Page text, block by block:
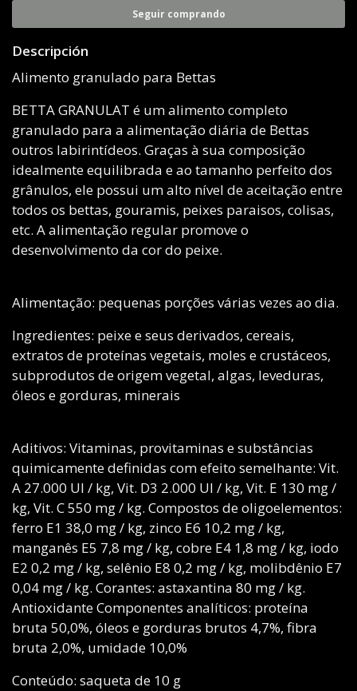
Seguir comprando
Descripción
Alimento granulado para Bettas
BETTA GRANULAT é um alimento completo
granulado para a alimentação diária de Bettas
outros labirintídeos. Graças à sua composição
idealmente equilibrada e ao tamanho perfeito dos
grânulos, ele possui um alto nível de aceitação entre
todos os bettas, gouramis, peixes paraisos, colisas,
etc. A alimentação regular promove o
desenvolvimento da cor do peixe.
Alimentação: pequenas porções várias vezes ao dia.
Ingredientes: peixe e seus derivados, cereais,
extratos de proteínas vegetais, moles e crustáceos,
subprodutos de origem vegetal, algas, leveduras,
óleos e gorduras, minerais
Aditivos: Vitaminas, provitaminas e substâncias
quimicamente definidas com efeito semelhante: Vit.
A 27.000 UI / kg, Vit. D3 2.000 UI / kg, Vit. E 130 mg /
kg, Vit. C 550 mg / kg. Compostos de oligoelementos:
ferro E1 38,0 mg / kg, zinco E6 10,2 mg / kg,
manganês E5 7,8 mg / kg, cobre E4 1,8 mg / kg, iodo
E2 0,2 ​​mg / kg, selênio E8 0,2 mg / kg, molibdênio E7
0,04 mg / kg. Corantes: astaxantina 80 mg / kg.
Antioxidante Componentes analíticos: proteína
bruta 50,0%, óleos e gorduras brutos 4,7%, fibra
bruta 2,0%, umidade 10,0%
Conteúdo: saqueta de 10 g